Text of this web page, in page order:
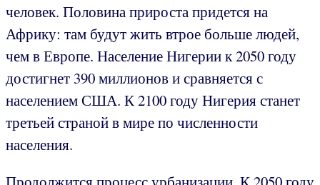
человек. Половина прироста придется на
Африку: там будут жить втрое больше людей,
чем в Европе. Население Нигерии к 2050 году
достигнет 390 миллионов и сравняется с
населением США. К 2100 году Нигерия станет
третьей страной в мире по численности
населения.